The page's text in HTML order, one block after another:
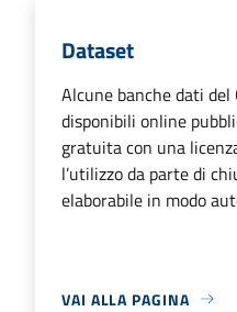
Dataset
Alcune banche dati del
disponibili online
gratuita con una
l’utilizzo da parte di
elaborabile in modo
VAI ALLA PAGINA